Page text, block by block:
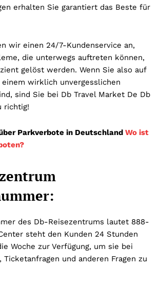
erhalten Sie garantiert das Beste für
wir einen 24/7-Kundenservice an,
die unterwegs auftreten können,
gelöst werden. Wenn Sie also auf
einem wirklich unvergesslichen
sind Sie bei Db Travel Market De Db
richtig!
Parkverbote in Deutschland Wo ist
des Db-Reisezentrums lautet 888-
steht den Kunden 24 Stunden
Woche zur Verfügung, um sie bei
Ticketanfragen und anderen Fragen zu